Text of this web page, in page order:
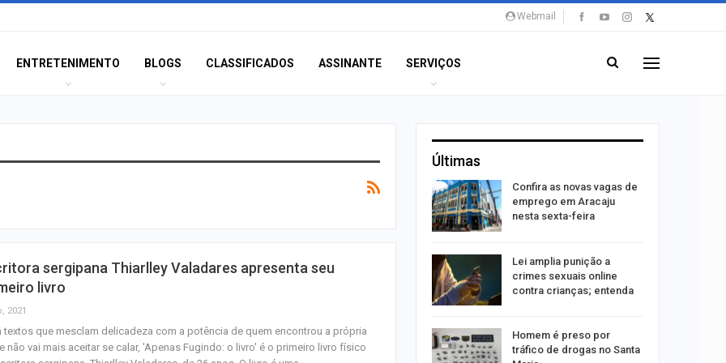
Webmail
ENTRETENIMENTO BLOGS CLASSIFICADOS ASSINANTE SERVIÇOS
sergipana Thiarlley Valadares apresenta seu
livro
2021
textos que mesclam delicadeza com a potência de quem encontrou a própria
não vai mais aceitar se calar, 'Apenas Fugindo: o livro' é o primeiro livro físico
Últimas
TRT multa empresa após
Aracaju amplia vacinação
contra gripe para pessoas
Princípio de incêndio é
registrado durante
Confira as novas vagas de
emprego em Aracaju
nesta sexta-feira
Lei amplia punição a
crimes sexuais online
contra crianças; entenda
Homem é preso por
tráfico de drogas no Santa